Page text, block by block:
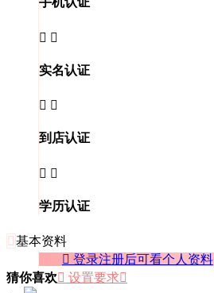
 
实名认证
 
到店认证
 
学历认证
 基本资料
 登录注册后可看个人资料
猜你喜欢 设置要求